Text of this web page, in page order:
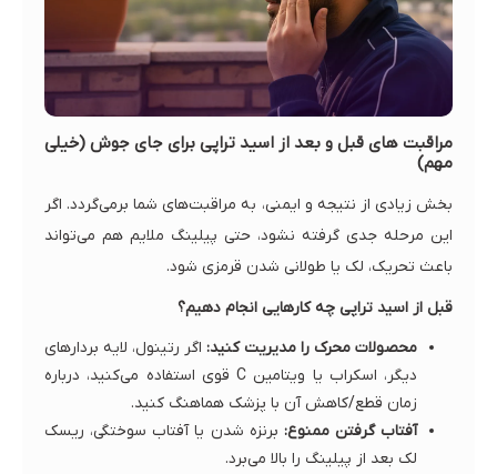
مراقبت های قبل و بعد از اسید تراپی برای جای جوش (خیلی
مهم)
بخش زیادی از نتیجه و ایمنی، به مراقبت‌های شما برمی‌گردد. اگر
این مرحله جدی گرفته نشود، حتی پیلینگ ملایم هم می‌تواند
باعث تحریک، لک یا طولانی شدن قرمزی شود.
قبل از اسید تراپی چه کارهایی انجام دهیم؟
محصولات محرک را مدیریت کنید: اگر رتینول، لایه بردارهای
دیگر، اسکراب یا ویتامین C قوی استفاده می‌کنید، درباره
زمان قطع/کاهش آن با پزشک هماهنگ کنید.
آفتاب گرفتن ممنوع: برنزه شدن یا آفتاب سوختگی، ریسک
لک بعد از پیلینگ را بالا می‌برد.